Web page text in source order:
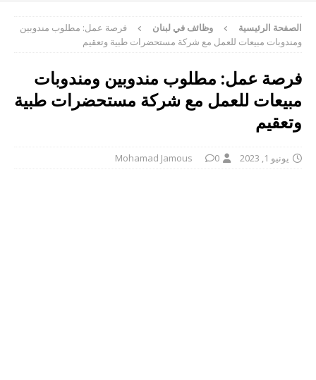
الصفحة الرئيسية وظائف في لبنان
فرصة عمل: مطلوب مندوبين
ومندوبات مبيعات للعمل مع شركة مستحضرات طبية وتعقيم
فرصة عمل: مطلوب مندوبين ومندوبات
مبيعات للعمل مع شركة مستحضرات طبية
وتعقيم
يونيو 1, 2023 Mohamad Jamous 0